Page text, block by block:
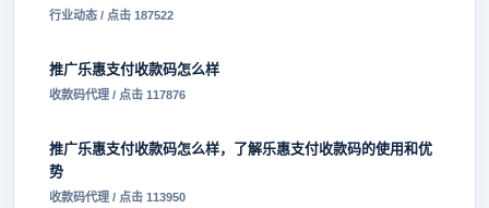
行业动态 / 点击 187522
推广乐惠支付收款码怎么样
收款码代理 / 点击 117876
推广乐惠支付收款码怎么样，了解乐惠支付收款码的使用和优
势
收款码代理 / 点击 113950